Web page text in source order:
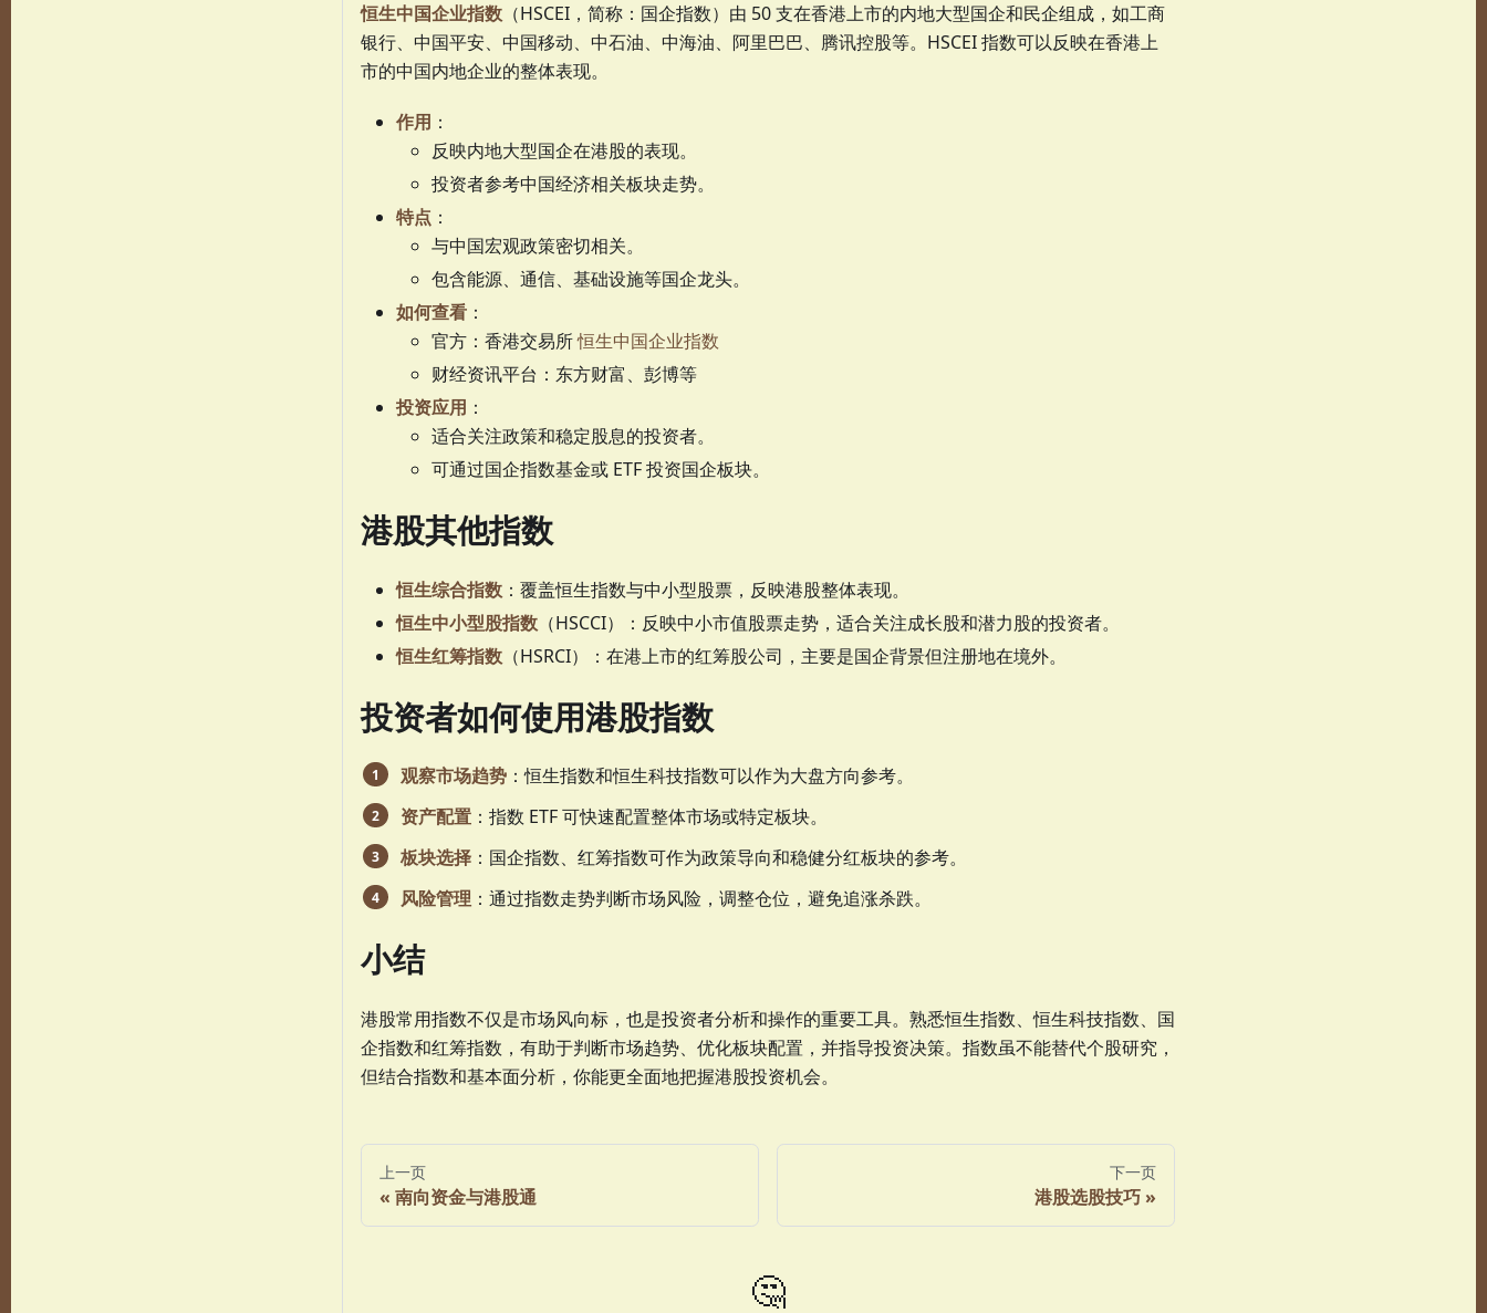
恒生中国企业指数 （HSCEI，简称：国企指数）由 50 支在香港上市的内地大型国企和民企组成，如工商
银行、中国平安、中国移动、中石油、中海油、阿里巴巴、腾讯控股等。HSCEI 指数可以反映在香港上
市的中国内地企业的整体表现。
作用 ：
反映内地大型国企在港股的表现。
投资者参考中国经济相关板块走势。
特点 ：
与中国宏观政策密切相关。
包含能源、通信、基础设施等国企龙头。
如何查看 ：
官方：香港交易所恒生中国企业指数
财经资讯平台：东方财富、彭博等
投资应用 ：
适合关注政策和稳定股息的投资者。
可通过国企指数基金或 ETF 投资国企板块。
港股其他指数
恒生综合指数 ：覆盖恒生指数与中小型股票，反映港股整体表现。
恒生中小型股指数 （HSCCI）：反映中小市值股票走势，适合关注成长股和潜力股的投资者。
恒生红筹指数 （HSRCI）：在港上市的红筹股公司，主要是国企背景但注册地在境外。
投资者如何使用港股指数
观察市场趋势 ：恒生指数和恒生科技指数可以作为大盘方向参考。
资产配置 ：指数 ETF 可快速配置整体市场或特定板块。
板块选择 ：国企指数、红筹指数可作为政策导向和稳健分红板块的参考。
风险管理 ：通过指数走势判断市场风险，调整仓位，避免追涨杀跌。
小结
港股常用指数不仅是市场风向标，也是投资者分析和操作的重要工具。熟悉恒生指数、恒生科技指数、国
企指数和红筹指数，有助于判断市场趋势、优化板块配置，并指导投资决策。指数虽不能替代个股研究，
但结合指数和基本面分析，你能更全面地把握港股投资机会。
上一页
南向资金与港股通
下一页
港股选股技巧
🤔